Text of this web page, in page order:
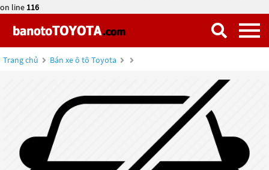
on line 116
Trang chủ Bán xe ô tô Toyota